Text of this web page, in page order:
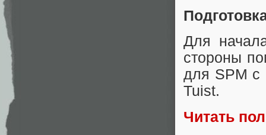
Для
стороны
для SPM с
Tuist.
Читать